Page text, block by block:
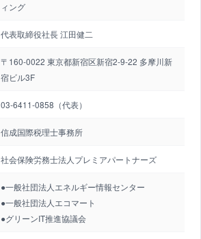
ィング
代表取締役社長 江田健二
〒160-0022 東京都新宿区新宿2-9-22 多摩川新
宿ビル3F
03-6411-0858（代表）
信成国際税理士事務所
社会保険労務士法人プレミアパートナーズ
●一般社団法人エネルギー情報センター
●一般社団法人エコマート
●グリーンIT推進協議会